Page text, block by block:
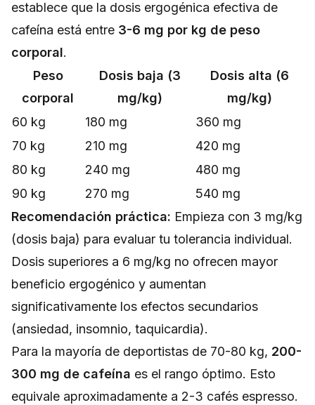
establece que la dosis ergogénica efectiva de
cafeína está entre 3-6 mg por kg de peso
corporal.
Peso
corporal
Dosis baja (3
mg/kg)
Dosis alta (6
mg/kg)
60 kg
180 mg
360 mg
70 kg
210 mg
420 mg
80 kg
240 mg
480 mg
90 kg
270 mg
540 mg
Recomendación práctica: Empieza con 3 mg/kg
(dosis baja) para evaluar tu tolerancia individual.
Dosis superiores a 6 mg/kg no ofrecen mayor
beneficio ergogénico y aumentan
significativamente los efectos secundarios
(ansiedad, insomnio, taquicardia).
Para la mayoría de deportistas de 70-80 kg, 200-
300 mg de cafeína es el rango óptimo. Esto
equivale aproximadamente a 2-3 cafés espresso.